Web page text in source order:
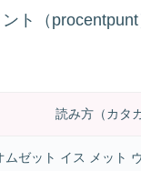
ト（
読み方（カタ
ムゼット イス メット